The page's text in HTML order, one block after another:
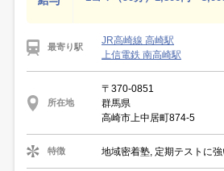
最寄り駅
JR高崎線 高崎駅
上信電鉄 南高崎駅
所在地
〒370-0851
群馬県
高崎市上中居町874-5
特徴 地域密着塾, 定期テストに強